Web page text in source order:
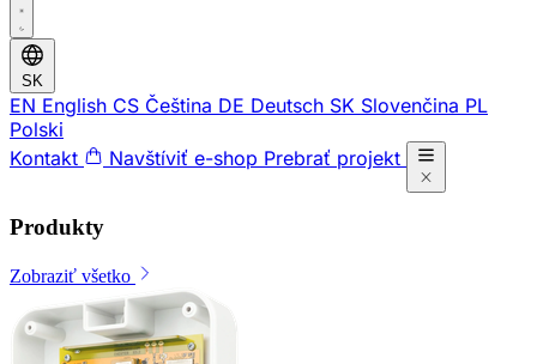
SK
EN English CS Čeština DE Deutsch SK Slovenčina PL
Polski
Kontakt
Navštíviť e-shop Prebrať projekt
Produkty
Zobraziť všetko